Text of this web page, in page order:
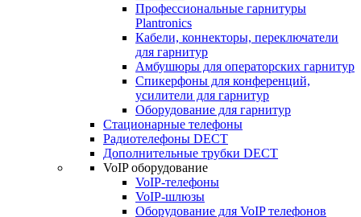
Профессиональные гарнитуры
Plantronics
Кабели, коннекторы, переключатели
для гарнитур
Амбушюры для операторских гарнитур
Cпикерфоны для конференций,
усилители для гарнитур
Оборудование для гарнитур
Стационарные телефоны
Радиотелефоны DECT
Дополнительные трубки DECT
VoIP оборудование
VoIP-телефоны
VoIP-шлюзы
Оборудование для VoIP телефонов